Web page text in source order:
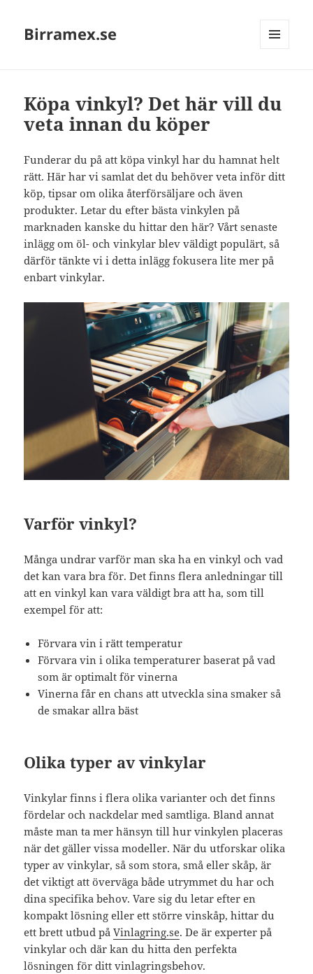
Birramex.se
Köpa vinkyl? Det här vill du
veta innan du köper
Funderar du på att köpa vinkyl har du hamnat helt
rätt. Här har vi samlat det du behöver veta inför ditt
köp, tipsar om olika återförsäljare och även
produkter. Letar du efter bästa vinkylen på
marknaden kanske du hittar den här? Vårt senaste
inlägg om öl- och vinkylar blev väldigt populärt, så
därför tänkte vi i detta inlägg fokusera lite mer på
enbart vinkylar.
Varför vinkyl?
Många undrar varför man ska ha en vinkyl och vad
det kan vara bra för. Det finns flera anledningar till
att en vinkyl kan vara väldigt bra att ha, som till
exempel för att:
Förvara vin i rätt temperatur
Förvara vin i olika temperaturer baserat på vad
som är optimalt för vinerna
Vinerna får en chans att utveckla sina smaker så
de smakar allra bäst
Olika typer av vinkylar
Vinkylar finns i flera olika varianter och det finns
fördelar och nackdelar med samtliga. Bland annat
måste man ta mer hänsyn till hur vinkylen placeras
när det gäller vissa modeller. När du utforskar olika
typer av vinkylar, så som stora, små eller skåp, är
det viktigt att överväga både utrymmet du har och
dina specifika behov. Vare sig du letar efter en
kompakt lösning eller ett större vinskåp, hittar du
ett brett utbud påVinlagring.se. De är experter på
vinkylar och där kan du hitta den perfekta
lösningen för ditt vinlagringsbehov.